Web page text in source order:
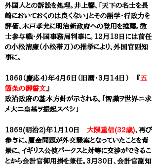
外国人との訴訟を処理。井上馨、「天下の名士を長
崎においておくのは良くない」とその語学・行政力を
評価、木戸孝允に明治新政府への登用を推薦。徴
士参与職・外国事務局判事に。12月18日には前任
の小松清廉（小松帯刀）の推挙により、外国官副知
事に。
1868（慶応4）年4月6日（旧暦・3月14日） 『五
箇条の御誓文』
政治政府の基本方針が示される。「智識ヲ世界ニ求
メ大ニ皇基ヲ振起スべシ」
1869(明治2)年1月10日 大隈重信(32歳)、再び
参与に。贋金問題が外交懸案となっていたことを背
景に、イギリス公使パークスと対等に交渉ができるこ
とから会計官御用掛を兼任。3月30日、会計官副知